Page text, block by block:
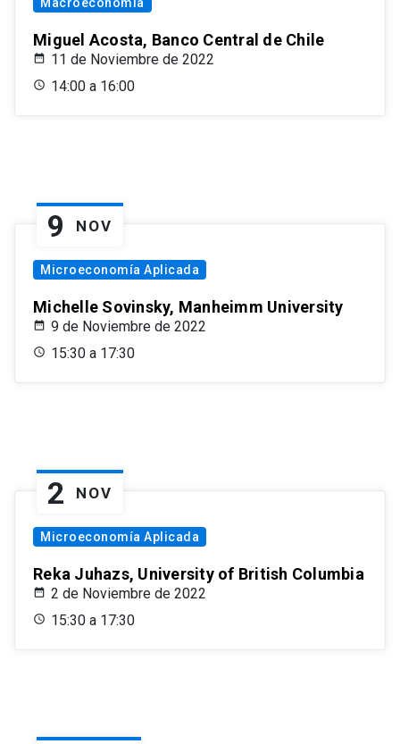
Miguel Acosta, Banco Central de Chile
11 de Noviembre de 2022
14:00 a 16:00
9 NOV
Microeconomía Aplicada
Michelle Sovinsky, Manheimm University
9 de Noviembre de 2022
15:30 a 17:30
2 NOV
Microeconomía Aplicada
Reka Juhazs, University of British Columbia
2 de Noviembre de 2022
15:30 a 17:30